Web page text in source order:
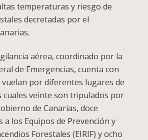
temperaturas y riesgo de
decretadas por el
aérea, coordinado por la
de Emergencias, cuenta con
por diferentes lugares de
cuales veinte son tripulados por
de Canarias, doce
a los Equipos de Prevención y
Forestales (EIRIF) y ocho